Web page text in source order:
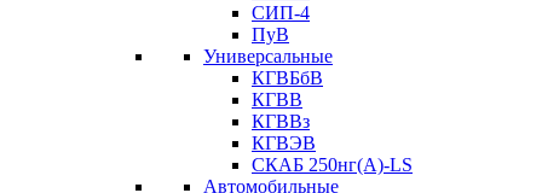
СИП-4
ПуВ
Универсальные
КГВБбВ
КГВВ
КГВВз
КГВЭВ
СКАБ 250нг(А)-LS
Автомобильные